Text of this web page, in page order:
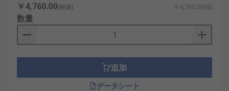
￥4,760.00(税抜) ￥4,760.00/個
数量
追加
データシート